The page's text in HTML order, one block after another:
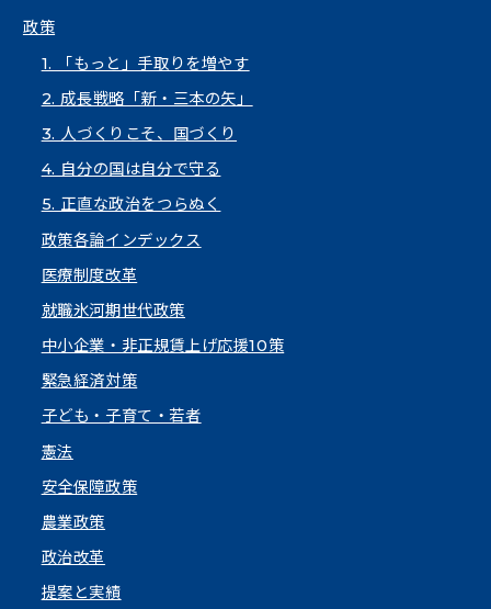
政策
1. 「もっと」手取りを増やす
2. 成長戦略「新・三本の矢」
3. 人づくりこそ、国づくり
4. 自分の国は自分で守る
5. 正直な政治をつらぬく
政策各論インデックス
医療制度改革
就職氷河期世代政策
中小企業・非正規賃上げ応援10策
緊急経済対策
子ども・子育て・若者
憲法
安全保障政策
農業政策
政治改革
提案と実績